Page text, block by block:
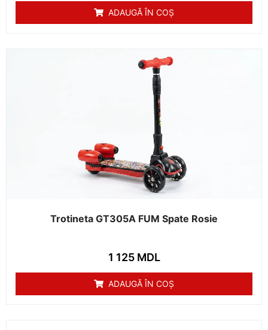
ADAUGĂ ÎN COȘ
Trotineta GT305A FUM Spate Rosie
1 125 MDL
ADAUGĂ ÎN COȘ